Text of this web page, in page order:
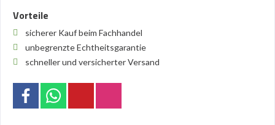
Vorteile
sicherer Kauf beim Fachhandel
unbegrenzte Echtheitsgarantie
schneller und versicherter Versand